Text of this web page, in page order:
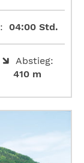
04:00 Std.
Abstieg:
410 m